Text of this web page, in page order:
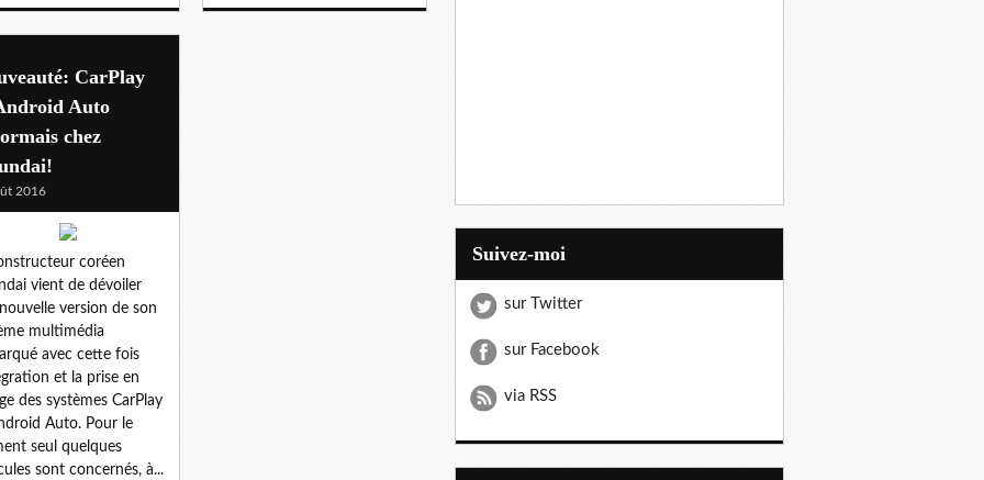
CarPlay
Auto
chez
2016
coréen
vient de dévoiler
version de son
multimédia
avec cette fois
et la prise en
des systèmes CarPlay
Auto. Pour le
seul quelques
sont concernés, à...
Suivez-moi
sur Twitter
sur Facebook
via RSS